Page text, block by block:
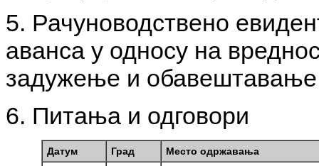
5. Рачуноводствено
аванса у односу на
задужење и
6. Питања и одговори
Датум Град
Место одржавања